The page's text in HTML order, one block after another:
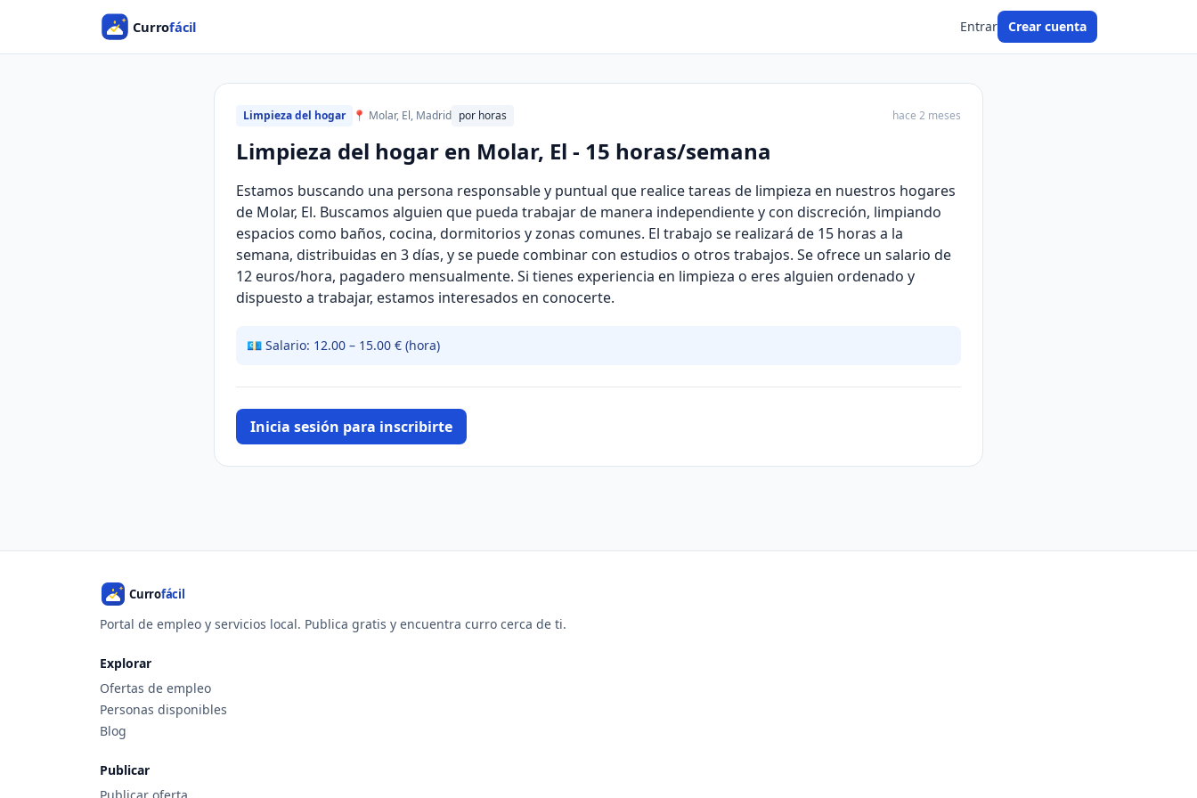
Entrar Crear cuenta
Limpieza del hogar 📍 Molar, El, Madrid por horas hace 2 meses
Limpieza del hogar en Molar, El - 15 horas/semana
Estamos buscando una persona responsable y puntual que realice tareas de limpieza en nuestros hogares
de Molar, El. Buscamos alguien que pueda trabajar de manera independiente y con discreción, limpiando
espacios como baños, cocina, dormitorios y zonas comunes. El trabajo se realizará de 15 horas a la
semana, distribuidas en 3 días, y se puede combinar con estudios o otros trabajos. Se ofrece un salario de
12 euros/hora, pagadero mensualmente. Si tienes experiencia en limpieza o eres alguien ordenado y
dispuesto a trabajar, estamos interesados en conocerte.
💶 Salario: 12.00 – 15.00 € (hora)
Inicia sesión para inscribirte
Portal de empleo y servicios local. Publica gratis y encuentra curro cerca de ti.
Explorar
Ofertas de empleo
Personas disponibles
Blog
Publicar